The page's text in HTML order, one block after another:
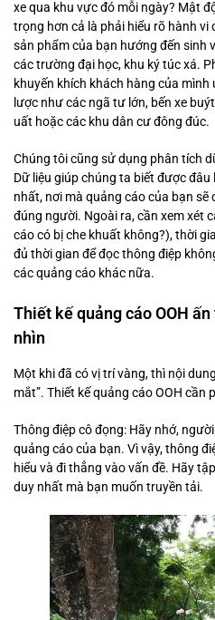
xe qua khu vực đó mỗi ngày? Mật
trọng hơn cả là phải hiểu rõ hành vi
sản phẩm của bạn hướng đến sinh
các trường đại học, khu ký túc xá.
khuyến khích khách hàng của
lược như các ngã tư lớn, bến xe
uất hoặc các khu dân cư đông đúc.
Chúng tôi cũng sử dụng phân tích
Dữ liệu giúp chúng ta biết được
nhất, nơi mà quảng cáo của bạn
đúng người. Ngoài ra, cần xem xét
cáo có bị che khuất không?), thời
đủ thời gian để đọc thông điệp
các quảng cáo khác nữa.
Thiết kế quảng cáo OOH
nhìn
Một khi đã có vị trí vàng, thì nội
mắt”. Thiết kế quảng cáo OOH cần
Thông điệp cô đọng: Hãy nhớ,
quảng cáo của bạn. Vì vậy, thông
hiểu và đi thẳng vào vấn đề. Hãy
duy nhất mà bạn muốn truyền tải.